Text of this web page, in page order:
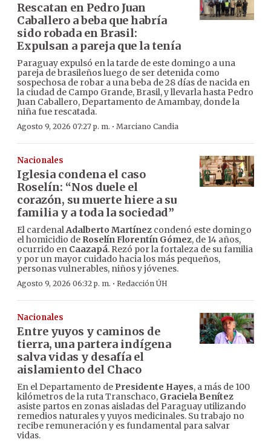
Rescatan en Pedro Juan
Caballero a beba que habría
sido robada en Brasil:
Expulsan a pareja que la tenía
Paraguay expulsó en la tarde de este domingo a una
pareja de brasileños luego de ser detenida como
sospechosa de robar a una beba de 28 días de nacida en
la ciudad de Campo Grande, Brasil, y llevarla hasta Pedro
Juan Caballero, Departamento de Amambay, donde la
niña fue rescatada.
Agosto 9, 2026 07:27 p. m. · Marciano Candia
Nacionales
Iglesia condena el caso
Roselín: “Nos duele el
corazón, su muerte hiere a su
familia y a toda la sociedad”
El cardenalAdalberto Martínez condenó este domingo
el homicidio de Roselín Florentín Gómez, de 14 años,
ocurrido en Caazapá. Rezó por la fortaleza de su familia
y por un mayor cuidado hacia los más pequeños,
personas vulnerables, niños y jóvenes.
Agosto 9, 2026 06:32 p. m. · Redacción ÚH
Nacionales
Entre yuyos y caminos de
tierra, una partera indígena
salva vidas y desafía el
aislamiento del Chaco
En el Departamento de Presidente Hayes, a más de 100
kilómetros de la ruta Transchaco, Graciela Benítez
asiste partos en zonas aisladas del Paraguay utilizando
remedios naturales y yuyos medicinales. Su trabajo no
recibe remuneración y es fundamental para salvar
vidas.